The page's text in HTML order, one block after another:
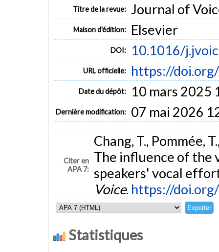
Titre de la revue: Journal of
Maison d'édition: Elsevier
DOI: 10.1016/
URL officielle: https://
Date du dépôt: 10 mars 2025
Dernière modification: 07 mai 2026
Citer en
APA 7:
Chang, T., Pommée,
The influence of the
speakers' vocal
Voice. https://
Statistiques